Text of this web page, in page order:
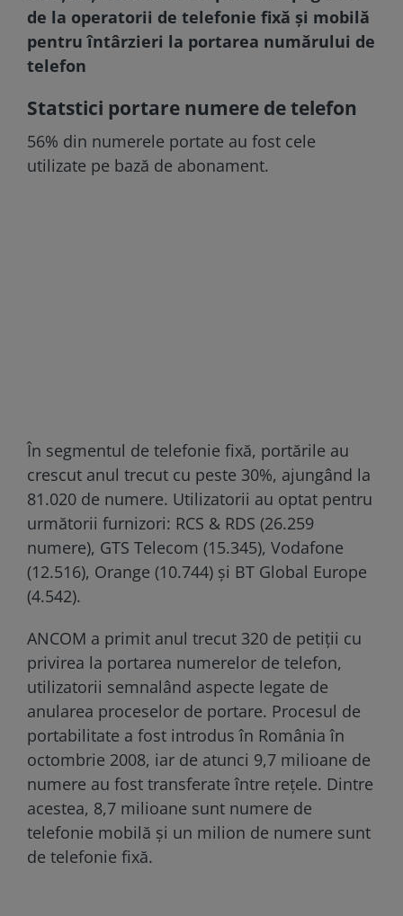
de la operatorii de telefonie fixă și mobilă
pentru întârzieri la portarea numărului de
telefon
Statstici portare numere de telefon
56% din numerele portate au fost cele
utilizate pe bază de abonament.
În segmentul de telefonie fixă, portările au
crescut anul trecut cu peste 30%, ajungând la
81.020 de numere. Utilizatorii au optat pentru
următorii furnizori: RCS & RDS (26.259
numere), GTS Telecom (15.345), Vodafone
(12.516), Orange (10.744) şi BT Global Europe
(4.542).
ANCOM a primit anul trecut 320 de petiții cu
privirea la portarea numerelor de telefon,
utilizatorii semnalând aspecte legate de
anularea proceselor de portare. Procesul de
portabilitate a fost introdus în România în
octombrie 2008, iar de atunci 9,7 milioane de
numere au fost transferate între rețele. Dintre
acestea, 8,7 milioane sunt numere de
telefonie mobilă și un milion de numere sunt
de telefonie fixă.